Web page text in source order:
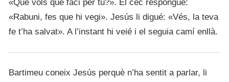
«Què vols que faci per tu?». El cec respongué:
«Rabuni, fes que hi vegi». Jesús li digué: «Vés, la teva
fe t’ha salvat». A l’instant hi veié i el seguia camí enllà.
Bartimeu coneix Jesús perquè n’ha sentit a parlar, li